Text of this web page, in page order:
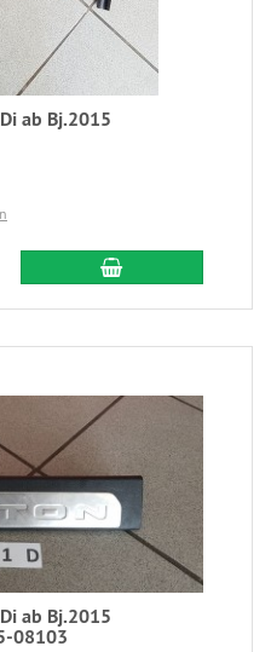
ab Bj.2015
ab Bj.2015
08103